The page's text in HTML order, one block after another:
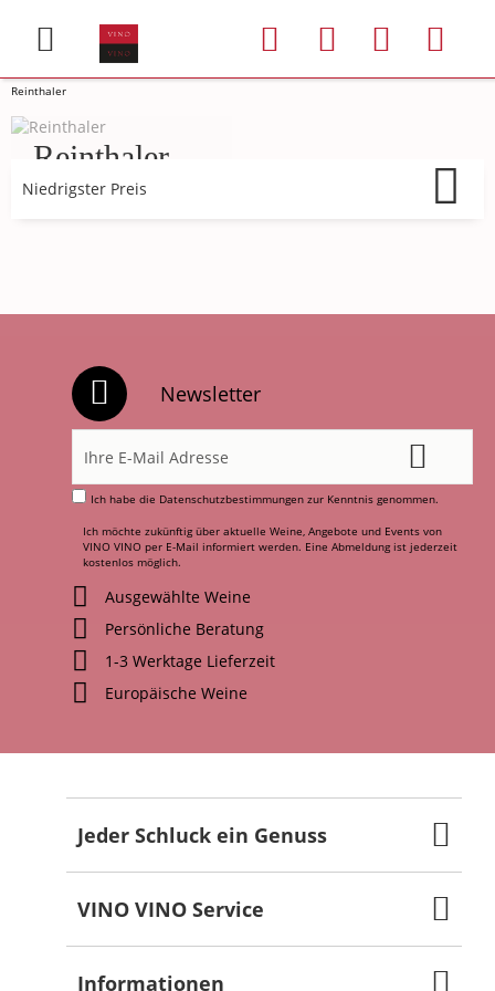
Reinthaler
Reinthaler
Newsletter
Ich habe die Datenschutzbestimmungen zur Kenntnis genommen.
Ich möchte zukünftig über aktuelle Weine, Angebote und Events von
VINO VINO per E-Mail informiert werden. Eine Abmeldung ist jederzeit
kostenlos möglich.
Ausgewählte Weine
Persönliche Beratung
1-3 Werktage Lieferzeit
Europäische Weine
Jeder Schluck ein Genuss
VINO VINO Service
Informationen